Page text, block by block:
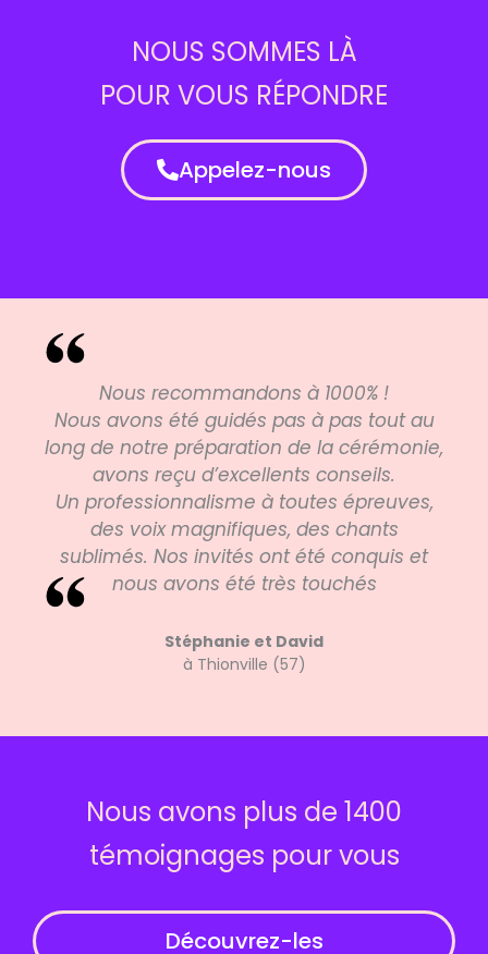
NOUS SOMMES LÀ
POUR VOUS RÉPONDRE
Appelez-nous
Nous recommandons à 1000% !
Nous avons été guidés pas à pas tout au
long de notre préparation de la cérémonie,
avons reçu d’excellents conseils.
Un professionnalisme à toutes épreuves,
des voix magnifiques, des chants
sublimés. Nos invités ont été conquis et
nous avons été très touchés
Stéphanie et David
à Thionville (57)
Nous avons plus de 1400
témoignages pour vous
Découvrez-les